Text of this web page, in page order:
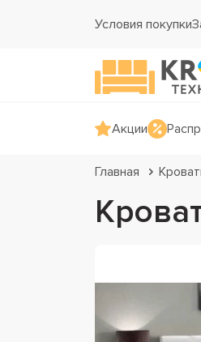
Условия покупки
Акции
Главная